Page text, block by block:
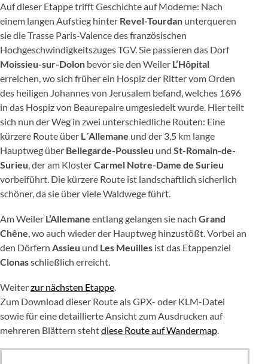
Auf dieser Etappe trifft Geschichte auf Moderne: Nach
einem langen Aufstieg hinter Revel-Tourdan unterqueren
sie die Trasse Paris-Valence des französischen
Hochgeschwindigkeitszuges TGV. Sie passieren das Dorf
Moissieu-sur-Dolon bevor sie den Weiler L’Hôpital
erreichen, wo sich früher ein Hospiz der Ritter vom Orden
des heiligen Johannes von Jerusalem befand, welches 1696
in das Hospiz von Beaurepaire umgesiedelt wurde. Hier teilt
sich nun der Weg in zwei unterschiedliche Routen: Eine
kürzere Route über L´Allemane und der 3,5 km lange
Hauptweg über Bellegarde-Poussieu und St-Romain-de-
Surieu, der am KlosterCarmel Notre-Dame de Surieu
vorbeiführt. Die kürzere Route ist landschaftlich sicherlich
schöner, da sie über viele Waldwege führt.
Am Weiler L’Allemane entlang gelangen sie nach Grand
Chêne, wo auch wieder der Hauptweg hinzustößt. Vorbei an
den Dörfern Assieu und Les Meuilles ist das Etappenziel
Clonasschließlich erreicht.
Weiterzur nächsten Etappe.
Zum Download dieser Route als GPX- oder KLM-Datei
sowie für eine detaillierte Ansicht zum Ausdrucken auf
mehreren Blättern stehtdiese Route auf Wandermap.